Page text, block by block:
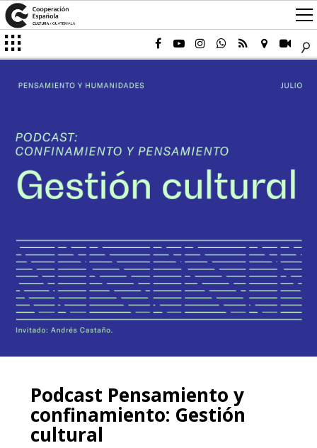
Podcast Pensamiento y
confinamiento: Gestión
cultural